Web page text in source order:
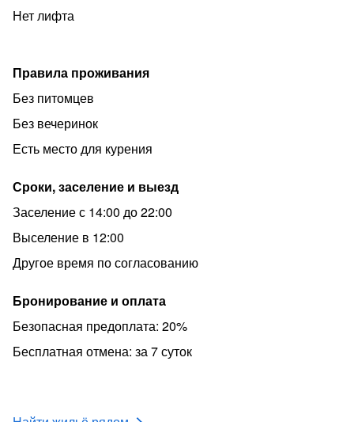
Нет лифта
Правила проживания
Без питомцев
Без вечеринок
Есть место для курения
Сроки, заселение и выезд
Заселение с 14:00 до 22:00
Выселение в 12:00
Другое время по согласованию
Бронирование и оплата
Безопасная предоплата: 20%
Бесплатная отмена: за 7 суток